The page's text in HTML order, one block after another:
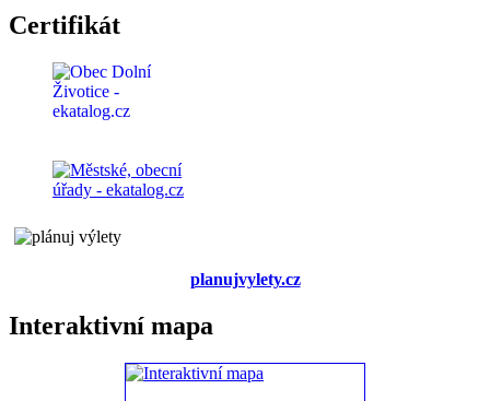
Certifikát
planujvylety.cz
Interaktivní mapa